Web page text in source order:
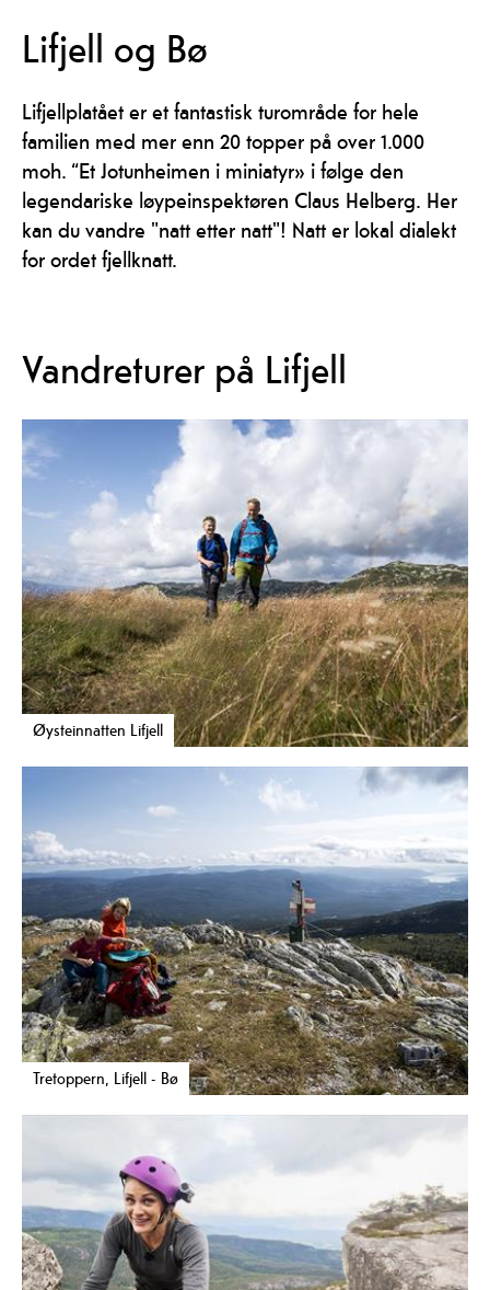
Lifjell og Bø
Lifjellplatået er et fantastisk turområde for hele
familien med mer enn 20 topper på over 1.000
moh. “Et Jotunheimen i miniatyr» i følge den
legendariske løypeinspektøren Claus Helberg. Her
kan du vandre "natt etter natt"! Natt er lokal dialekt
for ordet fjellknatt.
Vandreturer på Lifjell
Øysteinnatten Lifjell
Tretoppern, Lifjell - Bø